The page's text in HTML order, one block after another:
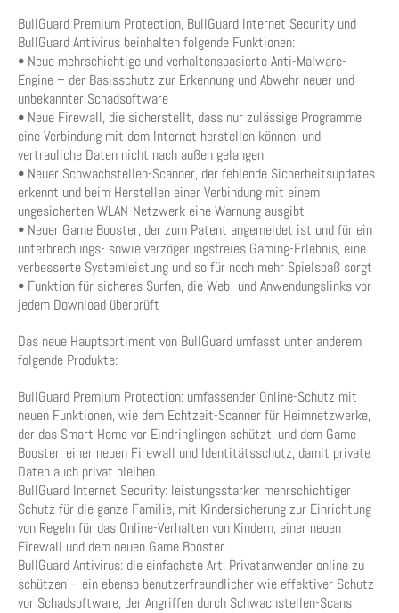
BullGuard Premium Protection, BullGuard Internet Security und
BullGuard Antivirus beinhalten folgende Funktionen:
• Neue mehrschichtige und verhaltensbasierte Anti-Malware-
Engine – der Basisschutz zur Erkennung und Abwehr neuer und
unbekannter Schadsoftware
• Neue Firewall, die sicherstellt, dass nur zulässige Programme
eine Verbindung mit dem Internet herstellen können, und
vertrauliche Daten nicht nach außen gelangen
• Neuer Schwachstellen-Scanner, der fehlende Sicherheitsupdates
erkennt und beim Herstellen einer Verbindung mit einem
ungesicherten WLAN-Netzwerk eine Warnung ausgibt
• Neuer Game Booster, der zum Patent angemeldet ist und für ein
unterbrechungs- sowie verzögerungsfreies Gaming-Erlebnis, eine
verbesserte Systemleistung und so für noch mehr Spielspaß sorgt
• Funktion für sicheres Surfen, die Web- und Anwendungslinks vor
jedem Download überprüft
Das neue Hauptsortiment von BullGuard umfasst unter anderem
folgende Produkte:
BullGuard Premium Protection: umfassender Online-Schutz mit
neuen Funktionen, wie dem Echtzeit-Scanner für Heimnetzwerke,
der das Smart Home vor Eindringlingen schützt, und dem Game
Booster, einer neuen Firewall und Identitätsschutz, damit private
Daten auch privat bleiben.
BullGuard Internet Security: leistungsstarker mehrschichtiger
Schutz für die ganze Familie, mit Kindersicherung zur Einrichtung
von Regeln für das Online-Verhalten von Kindern, einer neuen
Firewall und dem neuen Game Booster.
BullGuard Antivirus: die einfachste Art, Privatanwender online zu
schützen – ein ebenso benutzerfreundlicher wie effektiver Schutz
vor Schadsoftware, der Angriffen durch Schwachstellen-Scans